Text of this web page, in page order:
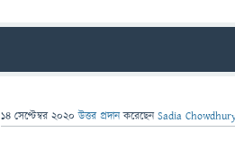
14 সেপ্টেম্বর 2020 উত্তর প্রদান করেছেনSadia